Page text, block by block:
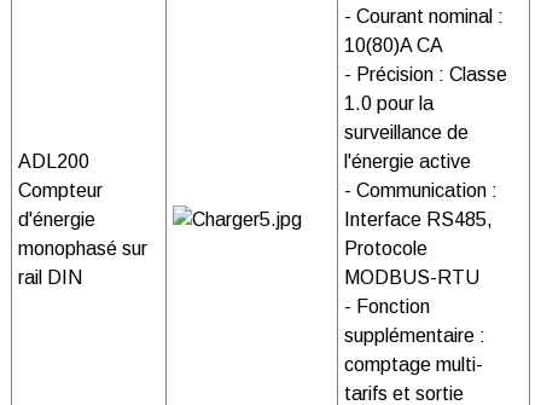
ADL200
Compteur
d'énergie
monophasé sur
rail DIN
- Courant nominal :
10(80)A CA
- Précision : Classe
1.0 pour la
surveillance de
l'énergie active
- Communication :
Interface RS485,
Protocole
MODBUS-RTU
- Fonction
supplémentaire :
comptage multi-
tarifs et sortie